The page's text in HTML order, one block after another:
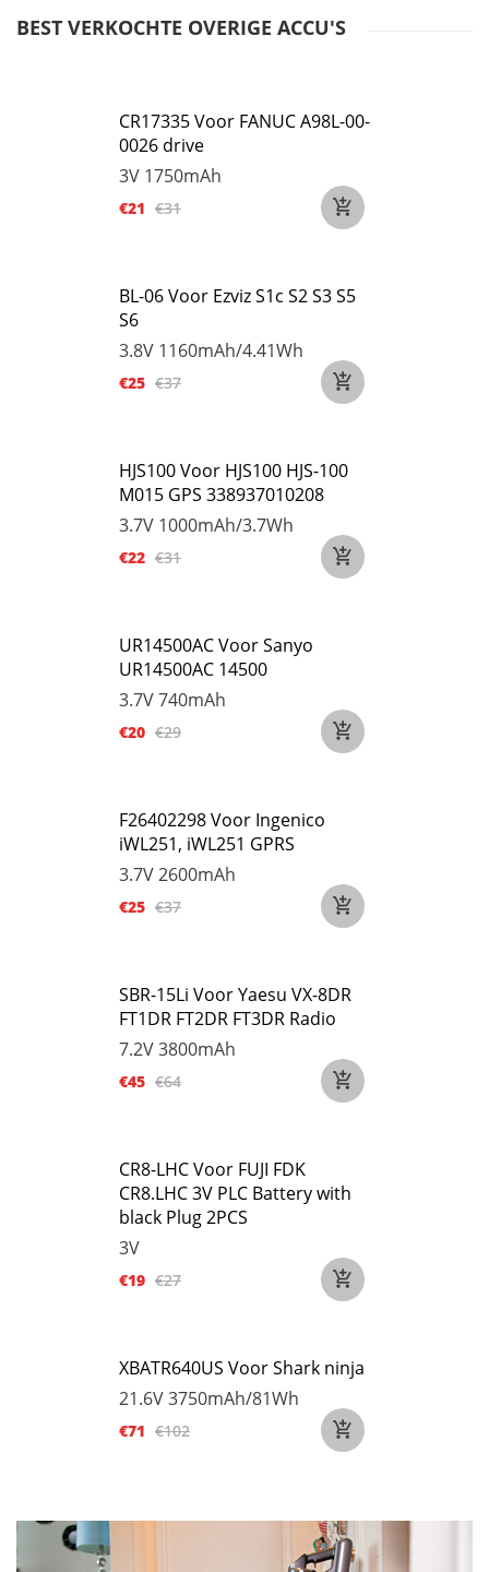
BEST VERKOCHTE OVERIGE ACCU'S
CR17335 Voor FANUC A98L-00-
0026 drive
3V 1750mAh
€21 €31
BL-06 Voor Ezviz S1c S2 S3 S5
S6
3.8V 1160mAh/4.41Wh
€25 €37
HJS100 Voor HJS100 HJS-100
M015 GPS 338937010208
3.7V 1000mAh/3.7Wh
€22 €31
UR14500AC Voor Sanyo
UR14500AC 14500
3.7V740mAh
€20 €29
F26402298 Voor Ingenico
iWL251, iWL251 GPRS
3.7V2600mAh
€25 €37
SBR-15Li Voor Yaesu VX-8DR
FT1DR FT2DR FT3DR Radio
7.2V3800mAh
€45 €64
CR8-LHC Voor FUJI FDK
CR8.LHC 3V PLC Battery with
black Plug 2PCS
3V
€19 €27
XBATR640US Voor Shark ninja
21.6V3750mAh/81Wh
€71 €102